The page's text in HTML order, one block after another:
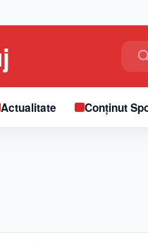
Actualitate Conținut